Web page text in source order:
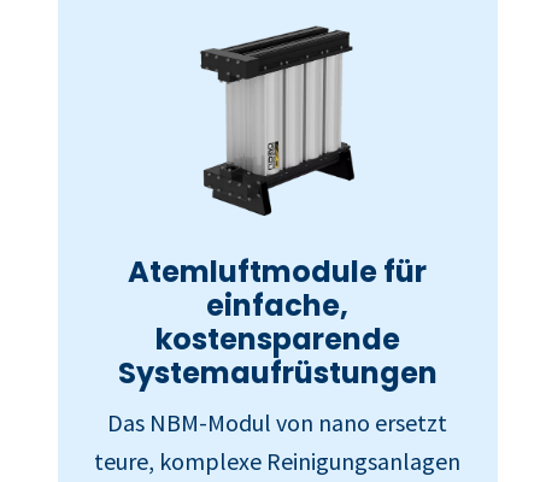
Atemluftmodule für
einfache,
kostensparende
Systemaufrüstungen
Das NBM-Modul von nano ersetzt
teure, komplexe Reinigungsanlagen